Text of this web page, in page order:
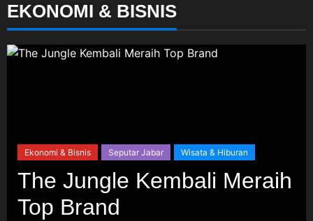
Angkat Perjuangan Perempuan
Pasundan, Novel “TEH IMAH”
Diharapkan Tembus Layar Lebar
Kapolri Jenderal Sigit
Dianugerahi Anggota
Kehormatan Tapak Suci, Kian
Eratkan Ikatan Polri–
EKONOMI & BISNIS
Ekonomi & Bisnis Seputar Jabar Wisata & Hiburan
The Jungle Kembali Meraih
Top Brand